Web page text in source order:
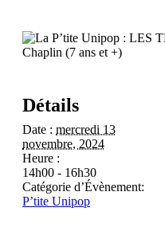
Détails
Date : mercredi 13
novembre, 2024
Heure :
14h00 - 16h30
Catégorie d’Évènement:
P’tite Unipop